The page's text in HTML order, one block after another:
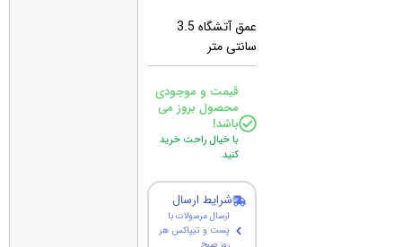
عمق آتشگاه 3.5
سانتی متر
قیمت و موجودی
محصول بروز می
باشد!
با خیال راحت خرید
کنید.
شرایط ارسال
ارسال مرسولات با
پست و تیپاکس هر